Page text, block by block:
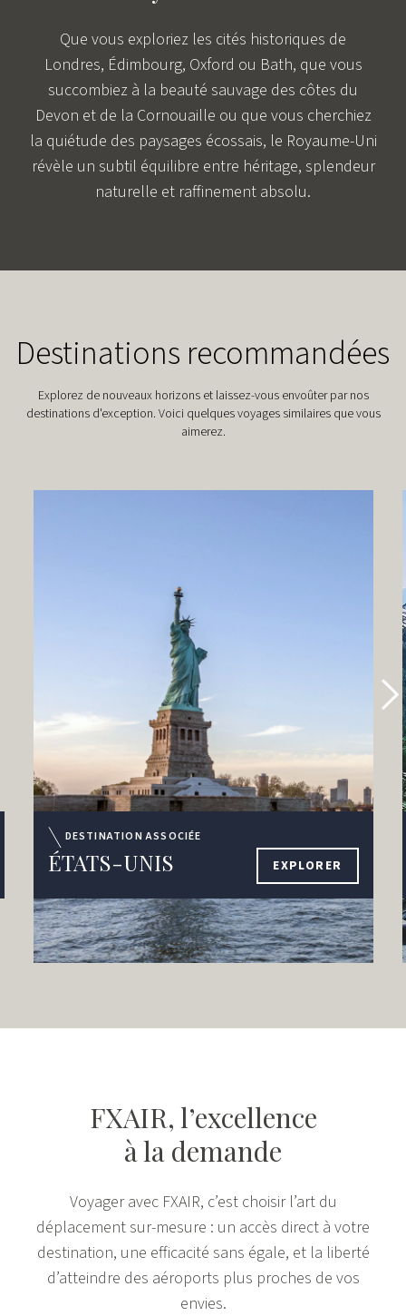
Que vous exploriez les cités historiques de
Londres, Édimbourg, Oxford ou Bath, que vous
succombiez à la beauté sauvage des côtes du
Devon et de la Cornouaille ou que vous cherchiez
la quiétude des paysages écossais, le Royaume-Uni
révèle un subtil équilibre entre héritage, splendeur
naturelle et raffinement absolu.
Destinations recommandées
Explorez de nouveaux horizons et laissez-vous envoûter par nos
destinations d'exception. Voici quelques voyages similaires que vous
aimerez.
DESTINATION ASSOCIÉE
ÉTATS-UNIS EXPLORER
FXAIR, l’excellence
à la demande
Voyager avec FXAIR, c’est choisir l’art du
déplacement sur-mesure : un accès direct à votre
destination, une efficacité sans égale, et la liberté
d’atteindre des aéroports plus proches de vos
envies.